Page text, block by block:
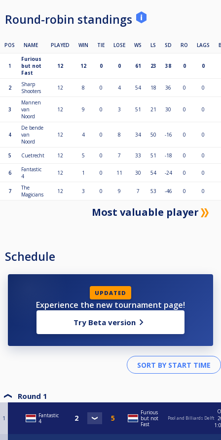
Link naar de wedstrijdformulieren:
Round-robin standings
POS NAME PLAYED WIN TIE LOSE WS LS SD RO LAGS
1
Furious
but not
Fast
12 12 0 0 61 23 38 0 0
2
Sharp
Shooters
12 8 0 4 54 18 36 0 0
3
Mannen
van
Noord
12 9 0 3 51 21 30 0 0
4
De bende
van
Noord
12 4 0 8 34 50 -16 0 0
5 Cuetrecht 12 5 0 7 33 51 -18 0 0
6
Fantastic
4
12 1 0 11 30 54 -24 0 0
7
The
Magicians
12 3 0 9 7 53 -46 0 0
Most valuable player
Schedule
UPDATED
Experience the new tournament page!
Try Beta version
Round 1
1
Fantastic
4
Furious
but not
Fast
Pool and Billiards Delft